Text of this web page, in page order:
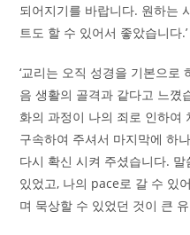
되어지기를 바랍니다. 원하는
트도 할 수 있어서 좋았습니다.’
‘교리는 오직 성경을 기본으로
음 생활의 골격과 같다고 느꼈
화의 과정이 나의 죄로 인하여
구속하여 주셔서 마지막에 하
다시 확신 시켜 주셨습니다.
있었고, 나의 pace로 갈 수 있
며 묵상할 수 있었던 것이 큰